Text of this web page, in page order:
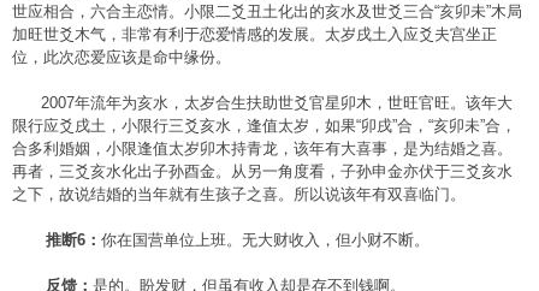
世应相合，六合主恋情。小限二爻丑土化出的亥水及世爻三合“亥卯未”木局
加旺世爻木气，非常有利于恋爱情感的发展。太岁戌土入应爻夫宫坐正
位，此次恋爱应该是命中缘份。
2007年流年为亥水，太岁合生扶助世爻官星卯木，世旺官旺。该年大
限行应爻戌土，小限行三爻亥水，逢值太岁，如果“卯戌”合，“亥卯未”合，
合多利婚姻，小限逢值太岁卯木持青龙，该年有大喜事，是为结婚之喜。
再者，三爻亥水化出子孙酉金。从另一角度看，子孙申金亦伏于三爻亥水
之下，故说结婚的当年就有生孩子之喜。所以说该年有双喜临门。
推断6： 你在国营单位上班。无大财收入，但小财不断。
反馈： 是的。盼发财，但虽有收入却是存不到钱啊。